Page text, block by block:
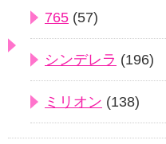
765 (57)
シンデレラ (196)
ミリオン (138)